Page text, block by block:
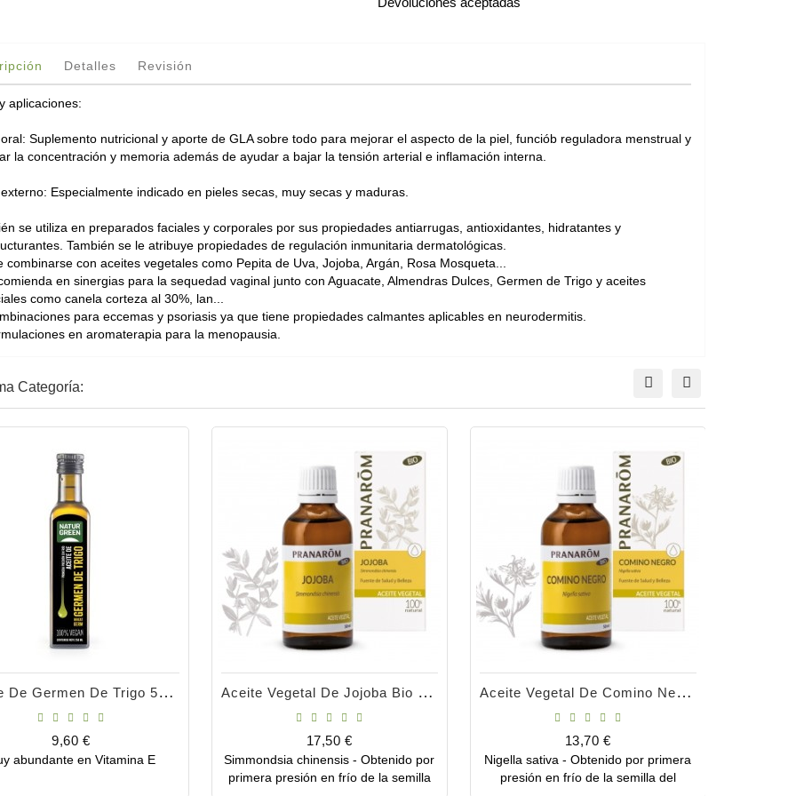
Detalles Revisión
aplicaciones:
Suplemento nutricional y aporte de GLA sobre todo para mejorar el aspecto de la piel, funciób reguladora menstrual y
la concentración y memoria además de ayudar a bajar la tensión arterial e inflamación interna.
Especialmente indicado en pieles secas, muy secas y maduras.
se utiliza en preparados faciales y corporales por sus propiedades antiarrugas, antioxidantes, hidratantes y
También se le atribuye propiedades de regulación inmunitaria dermatológicas.
combinarse con aceites vegetales como Pepita de Uva, Jojoba, Argán, Rosa Mosqueta...
en sinergias para la sequedad vaginal junto con Aguacate, Almendras Dulces, Germen de Trigo y aceites
como canela corteza al 30%, lan...
para eccemas y psoriasis ya que tiene propiedades calmantes aplicables en neurodermitis.
en aromaterapia para la menopausia.
Categoría:
Aceite De Germen De Trigo 50ml
Precio
9,60 €
abundante en Vitamina E
Comprar
Aceite Vegetal De Jojoba Bio 50ml
Precio
17,50 €
Simmondsia chinensis - Obtenido por
primera presión en frío de la semilla
Comprar
Aceite Vegetal De Comino Negro Bio 50ml
Precio
13,70 €
Nigella sativa - Obtenido por primera
presión en frío de la semilla del
Comprar